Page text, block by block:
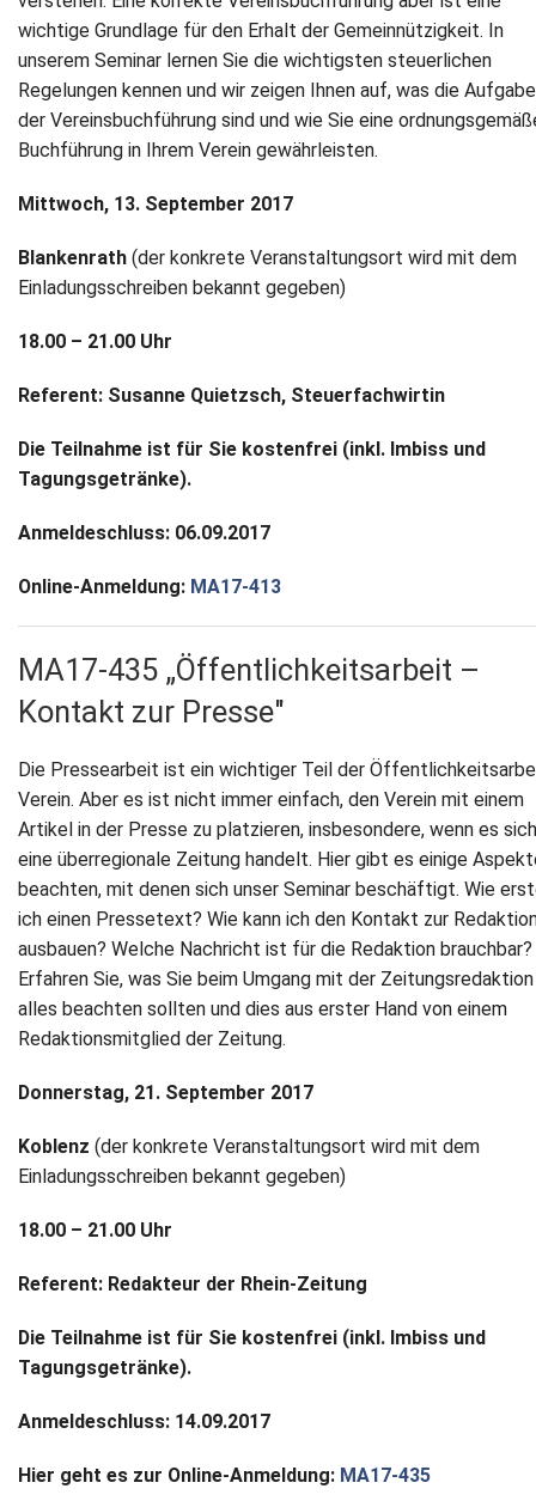
wichtige Grundlage für den Erhalt der Gemeinnützigkeit. In
unserem Seminar lernen Sie die wichtigsten steuerlichen
Regelungen kennen und wir zeigen Ihnen auf, was die
der Vereinsbuchführung sind und wie Sie eine
Buchführung in Ihrem Verein gewährleisten.
Mittwoch, 13. September 2017
Blankenrath (der konkrete Veranstaltungsort wird mit dem
Einladungsschreiben bekannt gegeben)
18.00 – 21.00 Uhr
Referent: Susanne Quietzsch, Steuerfachwirtin
Die Teilnahme ist für Sie kostenfrei (inkl. Imbiss und
Tagungsgetränke).
Anmeldeschluss: 06.09.2017
Online-Anmeldung: MA17-413
MA17-435 „Öffentlichkeitsarbeit –
Kontakt zur Presse"
Die Pressearbeit ist ein wichtiger Teil der
Verein. Aber es ist nicht immer einfach, den Verein mit einem
Artikel in der Presse zu platzieren, insbesondere, wenn es
eine überregionale Zeitung handelt. Hier gibt es einige
beachten, mit denen sich unser Seminar beschäftigt. Wie
ich einen Pressetext? Wie kann ich den Kontakt zur
ausbauen? Welche Nachricht ist für die Redaktion brauchbar?
Erfahren Sie, was Sie beim Umgang mit der Zeitungsredaktion
alles beachten sollten und dies aus erster Hand von einem
Redaktionsmitglied der Zeitung.
Donnerstag, 21. September 2017
Koblenz (der konkrete Veranstaltungsort wird mit dem
Einladungsschreiben bekannt gegeben)
18.00 – 21.00 Uhr
Referent: Redakteur der Rhein-Zeitung
Die Teilnahme ist für Sie kostenfrei (inkl. Imbiss und
Tagungsgetränke).
Anmeldeschluss: 14.09.2017
Hier geht es zur Online-Anmeldung: MA17-435